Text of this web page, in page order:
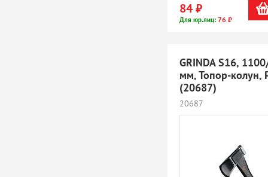
84 ₽
Для юр.лиц: 76 ₽
GRINDA S16,
мм, Топор-колун,
(20687)
20687